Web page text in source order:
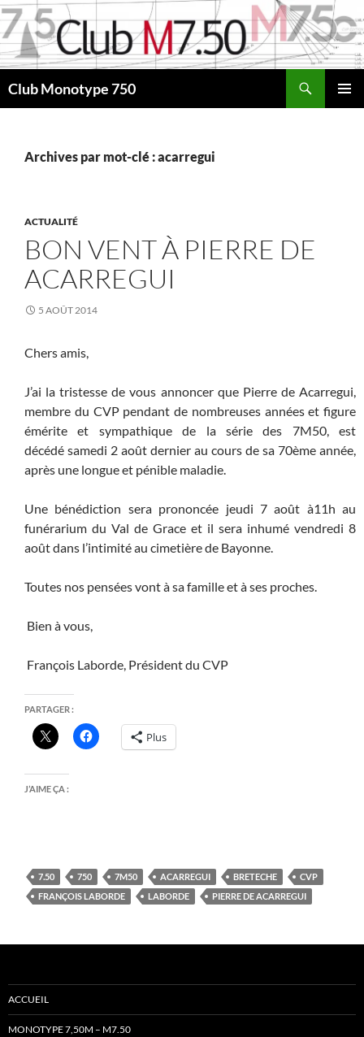
Aller
au
contenu
Club Monotype 750
Archives par mot-clé : acarregui
ACTUALITÉ
BON VENT À PIERRE DE
ACARREGUI
5 AOÛT 2014
Chers amis,
J’ai la tristesse de vous annoncer que Pierre de Acarregui,
membre du CVP pendant de nombreuses années et figure
émérite et sympathique de la série des 7M50, est
décédé samedi 2 août dernier au cours de sa 70ème année,
après une longue et pénible maladie.
Une bénédiction sera prononcée jeudi 7 août à11h au
funérarium du Val de Grace et il sera inhumé vendredi 8
août dans l’intimité au cimetière de Bayonne.
Toutes nos pensées vont à sa famille et à ses proches.
Bien à vous,
François Laborde, Président du CVP
PARTAGER :
Plus
J’AIME ÇA :
7.50 750 7M50 ACARREGUI BRETECHE
CVP
FRANÇOIS LABORDE
LABORDE PIERRE DE ACARREGUI
ACCUEIL
MONOTYPE 7,50M – M7.50